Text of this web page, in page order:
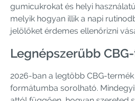
gumicukrokat és helyi
melyik hogyan illik a napi
jelölőket érdemes ellenőrizni
Legnépszerűbb
2026-ban a legtöbb CBG-
formátumba sorolható.